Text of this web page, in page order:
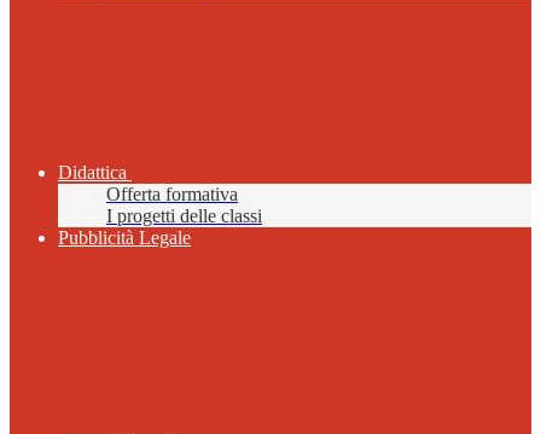
Didattica
Offerta formativa
I progetti delle classi
Pubblicità Legale